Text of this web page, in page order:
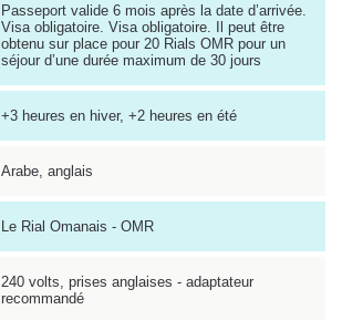
Passeport valide 6 mois après la date d’arrivée.
Visa obligatoire. Visa obligatoire. Il peut être
obtenu sur place pour 20 Rials OMR pour un
séjour d’une durée maximum de 30 jours
+3 heures en hiver, +2 heures en été
Arabe, anglais
Le Rial Omanais - OMR
240 volts, prises anglaises - adaptateur
recommandé